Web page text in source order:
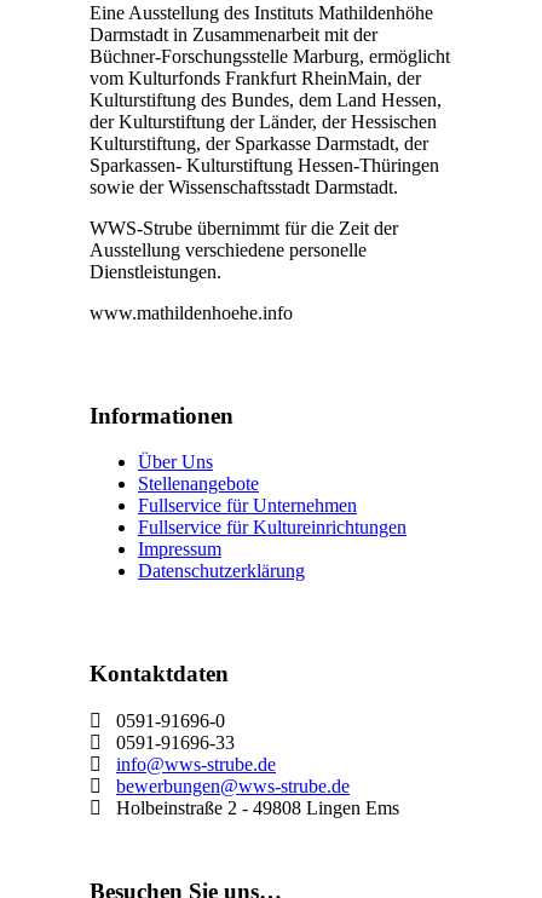
Eine Ausstellung des Instituts Mathildenhöhe
Darmstadt in Zusammenarbeit mit der
Büchner-Forschungsstelle Marburg, ermöglicht
vom Kulturfonds Frankfurt RheinMain, der
Kulturstiftung des Bundes, dem Land Hessen,
der Kulturstiftung der Länder, der Hessischen
Kulturstiftung, der Sparkasse Darmstadt, der
Sparkassen- Kulturstiftung Hessen-Thüringen
sowie der Wissenschaftsstadt Darmstadt.
WWS-Strube übernimmt für die Zeit der
Ausstellung verschiedene personelle
Dienstleistungen.
www.mathildenhoehe.info
Informationen
Über Uns
Stellenangebote
Fullservice für Unternehmen
Fullservice für Kultureinrichtungen
Impressum
Datenschutzerklärung
Kontaktdaten
0591-91696-0
0591-91696-33
info@wws-strube.de
bewerbungen@wws-strube.de
Holbeinstraße 2 - 49808 Lingen Ems
Besuchen Sie uns…